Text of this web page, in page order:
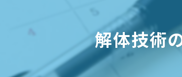
解体技術